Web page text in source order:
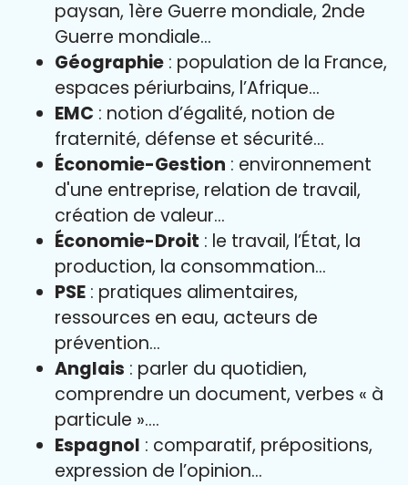
paysan, 1ère Guerre mondiale, 2nde
Guerre mondiale…
Géographie : population de la France,
espaces périurbains, l’Afrique…
EMC : notion d’égalité, notion de
fraternité, défense et sécurité…
Économie-Gestion : environnement
d'une entreprise, relation de travail,
création de valeur…
Économie-Droit : le travail, l’État, la
production, la consommation…
PSE : pratiques alimentaires,
ressources en eau, acteurs de
prévention…
Anglais : parler du quotidien,
comprendre un document, verbes « à
particule »….
Espagnol : comparatif, prépositions,
expression de l’opinion…